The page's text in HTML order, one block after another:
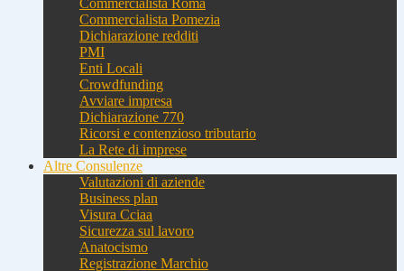
Commercialista Roma
Commercialista Pomezia
Dichiarazione redditi
PMI
Enti Locali
Crowdfunding
Avviare impresa
Dichiarazione 770
Ricorsi e contenzioso tributario
La Rete di imprese
Altre Consulenze
Valutazioni di aziende
Business plan
Visura Cciaa
Sicurezza sul lavoro
Anatocismo
Registrazione Marchio